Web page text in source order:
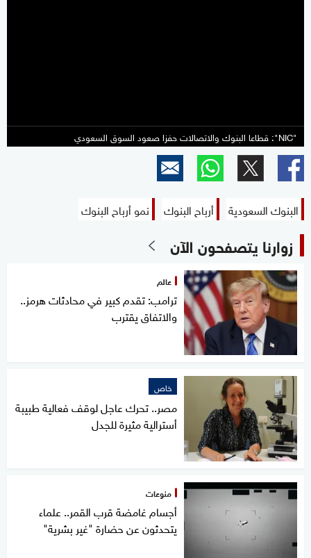
"NIC": قطاعا البنوك والاتصالات حفزا صعود السوق السعودي
البنوك السعودية أرباح البنوك نمو أرباح البنوك
زوارنا يتصفحون الآن
عالم
ترامب: تقدم كبير في محادثات هرمز..
والاتفاق يقترب
خاص
مصر.. تحرك عاجل لوقف فعالية طبيبة
أسترالية مثيرة للجدل
منوعات
أجسام غامضة قرب القمر.. علماء
يتحدثون عن حضارة "غير بشرية"